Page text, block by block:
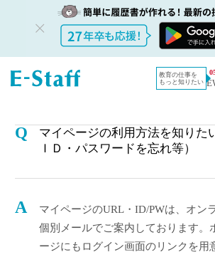
教育の仕事を
もっと知りたい
教員採用情報のイー・スタッフ TOP
よくあ
マイページの利用方法を知りたい（URL・ＩＤ・パ
マイページの利用方法を知りた
ＩＤ・パスワードを忘れ等）
マイページのURL・ID/PWは、オン
個別メールでご案内しております。
ージにもログイン画面のリンクを用